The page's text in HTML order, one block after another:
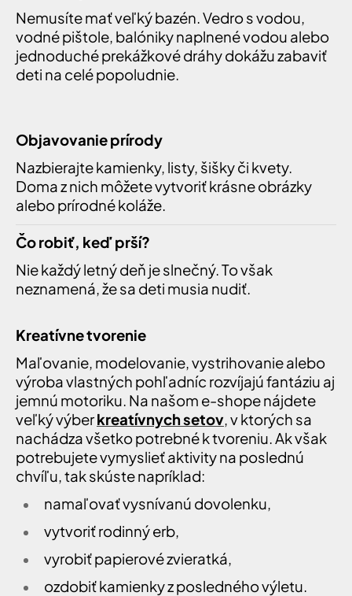
Nemusíte mať veľký bazén. Vedro s vodou,
vodné pištole, balóniky naplnené vodou alebo
jednoduché prekážkové dráhy dokážu zabaviť
deti na celé popoludnie.
Objavovanie prírody
Nazbierajte kamienky, listy, šišky či kvety.
Doma z nich môžete vytvoriť krásne obrázky
alebo prírodné koláže.
Čo robiť, keď prší?
Nie každý letný deň je slnečný. To však
neznamená, že sa deti musia nudiť.
Kreatívne tvorenie
Maľovanie, modelovanie, vystrihovanie alebo
výroba vlastných pohľadníc rozvíjajú fantáziu aj
jemnú motoriku. Na našom e-shope nájdete
veľký výberkreatívnych setov , v ktorých sa
nachádza všetko potrebné k tvoreniu. Ak však
potrebujete vymyslieť aktivity na poslednú
chvíľu, tak skúste napríklad:
namaľovať vysnívanú dovolenku,
vytvoriť rodinný erb,
vyrobiť papierové zvieratká,
ozdobiť kamienky z posledného výletu.